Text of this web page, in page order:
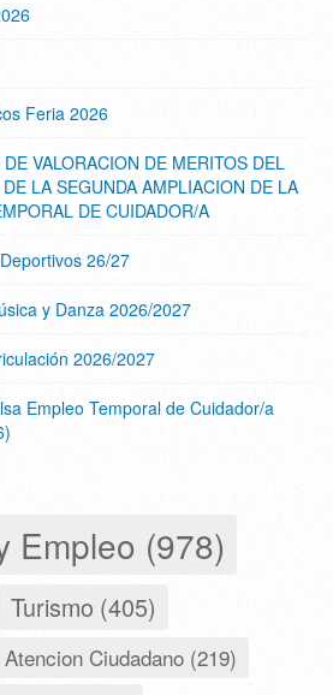
Feria 2026
VALORACION DE MERITOS DEL
LA SEGUNDA AMPLIACION DE LA
DE CUIDADOR/A
26/27
y Danza 2026/2027
2026/2027
Empleo Temporal de Cuidador/a
Empleo (978)
Turismo (405)
Atencion Ciudadano (219)